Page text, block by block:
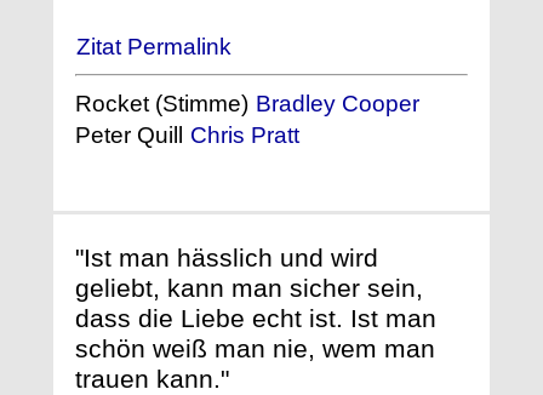
Zitat Permalink
Rocket (Stimme) Bradley Cooper
Peter Quill Chris Pratt
"Ist man hässlich und wird
geliebt, kann man sicher sein,
dass die Liebe echt ist. Ist man
schön weiß man nie, wem man
trauen kann."